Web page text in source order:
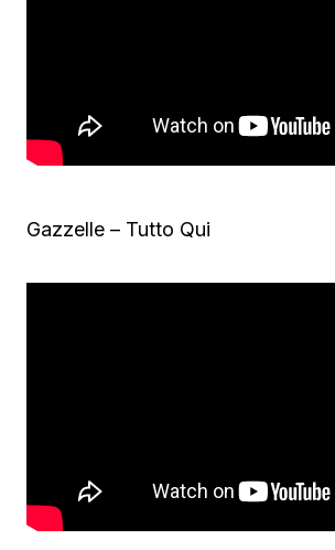
Gazzelle – Tutto Qui